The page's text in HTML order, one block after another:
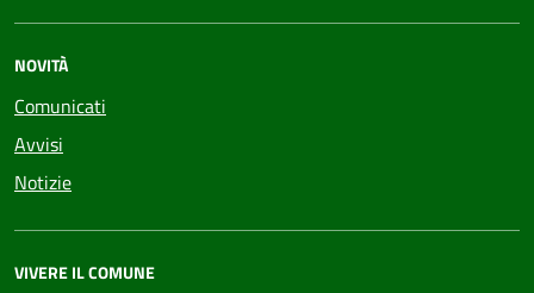
NOVITÀ
Comunicati
Avvisi
Notizie
VIVERE IL COMUNE